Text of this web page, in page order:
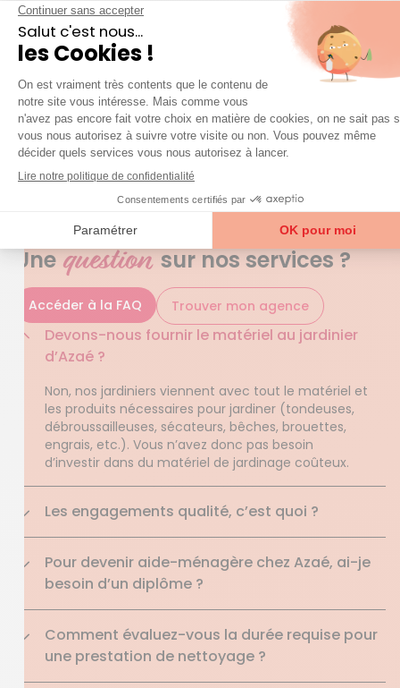
en situation de handicap, différentes aides
s’appliquent aux interventions d’aide à domicile.
Avec Azaé, chacun bénéficie d’une déduction
d’impôt représentant 50% du montant payé. Et puis
il y a le paiement par CESU préfinancé qui peut être
fourni par une commune, un assureur, un
employeur…
QUESTIONS FRÉQUENTES
Unequestion sur nos services ?
Accéder à la FAQ Trouver mon agence
Devons-nous fournir le matériel au jardinier
d’Azaé ?
Non, nos jardiniers viennent avec tout le matériel et
les produits nécessaires pour jardiner (tondeuses,
débroussailleuses, sécateurs, bêches, brouettes,
engrais, etc.). Vous n’avez donc pas besoin
d’investir dans du matériel de jardinage coûteux.
Les engagements qualité, c’est quoi ?
Pour devenir aide-ménagère chez Azaé, ai-je
besoin d’un diplôme ?
Comment évaluez-vous la durée requise pour
une prestation de nettoyage ?